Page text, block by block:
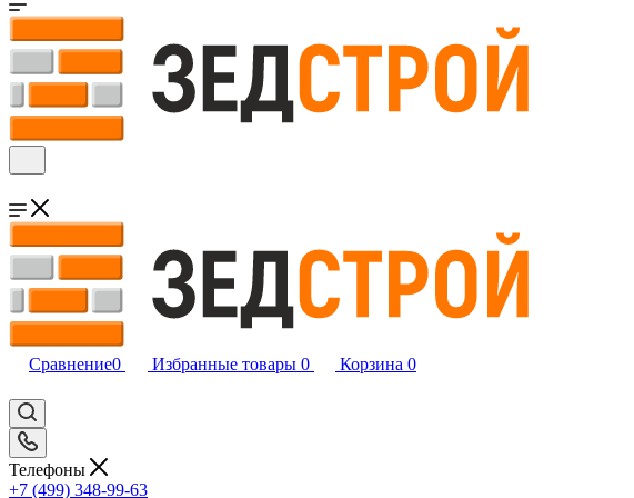
Сравнение0 Избранные товары 0 Корзина 0
Телефоны
+7 (499) 348-99-63